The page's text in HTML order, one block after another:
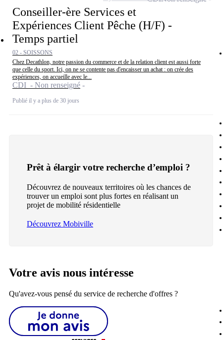
Conseiller-ère Services et
Expériences Client Pêche (H/F) -
Temps partiel
02 - SOISSONS
Chez Decathlon, notre passion du commerce et de la relation client est aussi forte
que celle du sport. Ici, on ne se contente pas d'encaisser un achat : on crée des
expériences, on accueille avec le...
CDI - Non renseigné
Publié il y a plus de 30 jours
Prêt à élargir votre recherche d’emploi ?
Découvrez de nouveaux territoires où les chances de
trouver un emploi sont plus fortes en réalisant un
projet de mobilité résidentielle
Découvrez Mobiville
Votre avis nous intéresse
Qu'avez-vous pensé du service de recherche d'offres ?